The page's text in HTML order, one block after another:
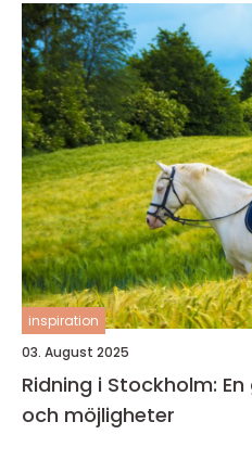
inspiration
03. August 2025
Ridning i Stockholm:
och möjligheter